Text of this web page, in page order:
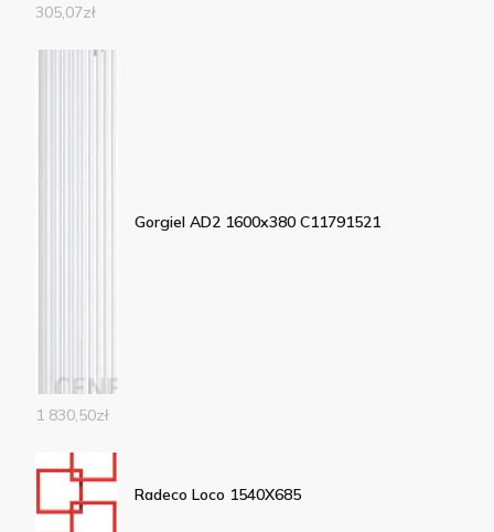
305,07zł
Gorgiel AD2 1600x380 C11791521
1 830,50zł
Radeco Loco 1540X685